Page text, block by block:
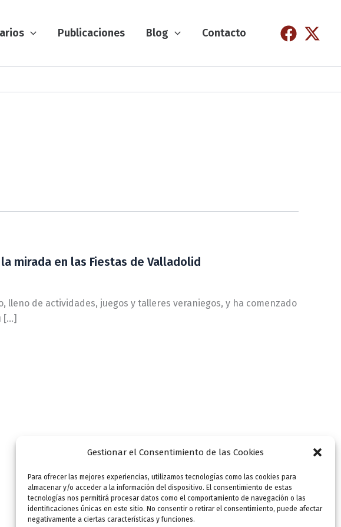
Gestionar el Consentimiento de las Cookies
Para ofrecer las mejores experiencias, utilizamos tecnologías como las cookies para
almacenar y/o acceder a la información del dispositivo. El consentimiento de estas
tecnologías nos permitirá procesar datos como el comportamiento de navegación o las
identificaciones únicas en este sitio. No consentir o retirar el consentimiento, puede afectar
negativamente a ciertas características y funciones.
Publicaciones Blog Contacto
mirada en las Fiestas de Valladolid
lleno de actividades, juegos y talleres veraniegos, y ha comenzado
[…]